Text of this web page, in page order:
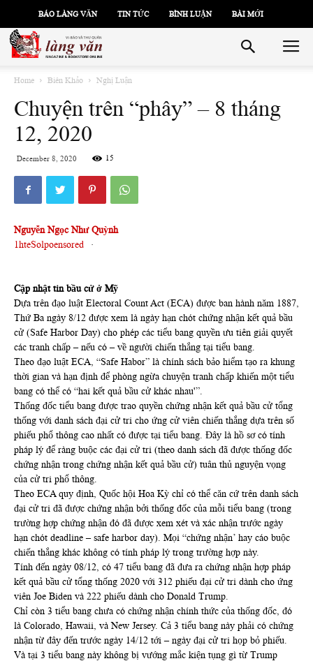
BÁO LÀNG VĂN TIN TỨC BÌNH LUẬN BÀI MỚI
Home Biên Khảo Nghị Luận
Chuyện trên “phây” – 8 tháng
12, 2020
December 8, 2020 15
Nguyễn Ngọc Như Quỳnh
1hteSolpoensored
·
Cập nhật tin bầu cử ở Mỹ
Dựa trên đạo luật Electoral Count Act (ECA) được ban hành năm 1887,
Thứ Ba ngày 8/12 được xem là ngày hạn chót chứng nhận kết quả bầu
cử (Safe Harbor Day) cho phép các tiểu bang quyền ưu tiên giải quyết
các tranh chấp – nếu có – về người chiến thắng tại tiểu bang.
Theo đạo luật ECA, “Safe Habor” là chính sách bảo hiểm tạo ra khung
thời gian và hạn định để phòng ngừa chuyện tranh chấp khiến một tiểu
bang có thể có “hai kết quả bầu cử khác nhau'”.
Thống đốc tiểu bang được trao quyền chứng nhận kết quả bầu cử tổng
thống với danh sách đại cử tri cho ứng cử viên chiến thắng dựa trên số
phiếu phổ thông cao nhất có được tại tiểu bang. Đây là hồ sơ có tính
pháp lý để ràng buộc các đại cử tri (theo danh sách đã được thống đốc
chứng nhận trong chứng nhận kết quả bầu cử) tuân thủ nguyện vọng
của cử tri phổ thông.
Theo ECA quy định, Quốc hội Hoa Kỳ chỉ có thể căn cứ trên danh sách
đại cử tri đã được chứng nhận bởi thống đốc của mỗi tiểu bang (trong
trường hợp chứng nhận đó đã được xem xét và xác nhận trước ngày
hạn chót deadline – safe harbor day). Mọi “chứng nhận’ hay cáo buộc
chiến thắng khác không có tính pháp lý trong trường hợp này.
Tính đến ngày 08/12, có 47 tiểu bang đã đưa ra chứng nhận hợp pháp
kết quả bầu cử tổng thống 2020 với 312 phiếu đại cử tri dành cho ứng
viên Joe Biden và 222 phiếu dành cho Donald Trump.
Chỉ còn 3 tiểu bang chưa có chứng nhận chính thức của thống đốc, đó
là Colorado, Hawaii, và New Jersey. Cả 3 tiểu bang này phải có chứng
nhận từ đây đến trước ngày 14/12 tới – ngày đại cử tri họp bỏ phiếu.
Và tại 3 tiểu bang này không bị vướng mắc kiện tụng gì từ Trump